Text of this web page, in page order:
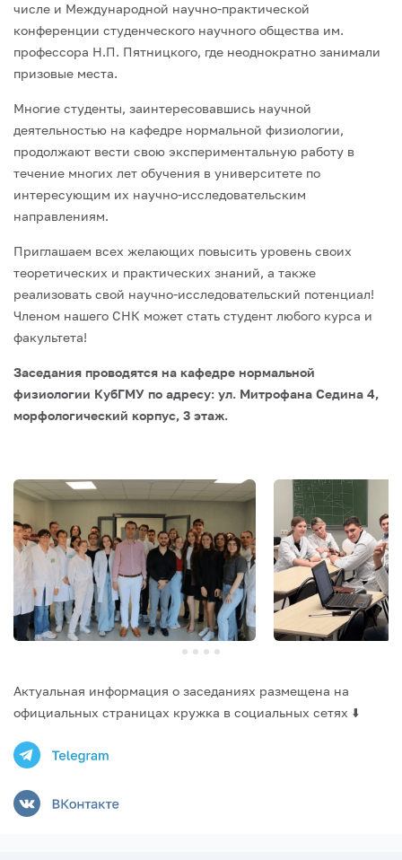
числе и Международной научно-практической
конференции студенческого научного общества им.
профессора Н.П. Пятницкого, где неоднократно занимали
призовые места.
Многие студенты, заинтересовавшись научной
деятельностью на кафедре нормальной физиологии,
продолжают вести свою экспериментальную работу в
течение многих лет обучения в университете по
интересующим их научно-исследовательским
направлениям.
Приглашаем всех желающих повысить уровень своих
теоретических и практических знаний, а также
реализовать свой научно-исследовательский потенциал!
Членом нашего СНК может стать студент любого курса и
факультета!
Заседания проводятся на кафедре нормальной
физиологии КубГМУ по адресу: ул. Митрофана Седина 4,
морфологический корпус, 3 этаж.
Актуальная информация о заседаниях размещена на
официальных страницах кружка в социальных сетях ⬇️